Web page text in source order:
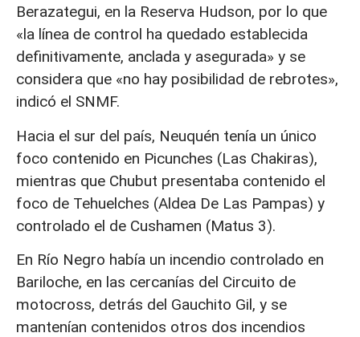
Berazategui, en la Reserva Hudson, por lo que
«la línea de control ha quedado establecida
definitivamente, anclada y asegurada» y se
considera que «no hay posibilidad de rebrotes»,
indicó el SNMF.
Hacia el sur del país, Neuquén tenía un único
foco contenido en Picunches (Las Chakiras),
mientras que Chubut presentaba contenido el
foco de Tehuelches (Aldea De Las Pampas) y
controlado el de Cushamen (Matus 3).
En Río Negro había un incendio controlado en
Bariloche, en las cercanías del Circuito de
motocross, detrás del Gauchito Gil, y se
mantenían contenidos otros dos incendios